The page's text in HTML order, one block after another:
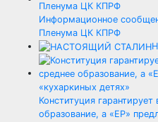
Информационное
Пленума ЦК КПРФ
Конституция
образование, а «ЕР»